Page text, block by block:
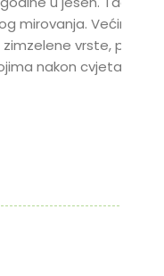
mirovanja. Većina
vrste, pa
nakon cvjetanja